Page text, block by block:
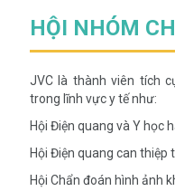
HỘI NHÓM
JVC là thành viên tích
trong lĩnh vực y tế như:
Hội Điện quang và Y học
Hội Điện quang can thiệp
Hội Chẩn đoán hình ảnh